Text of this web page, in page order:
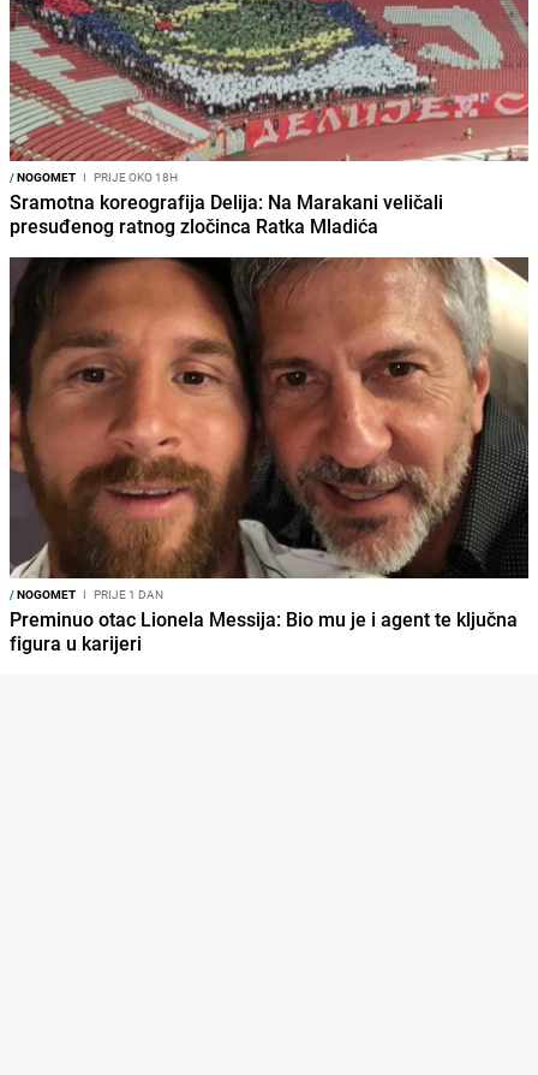
/NOGOMET I PRIJE OKO 18H
Sramotna koreografija Delija: Na Marakani veličali
presuđenog ratnog zločinca Ratka Mladića
/NOGOMET I PRIJE 1 DAN
Preminuo otac Lionela Messija: Bio mu je i agent te ključna
figura u karijeri